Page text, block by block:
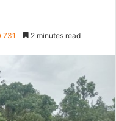
731 2 minutes read